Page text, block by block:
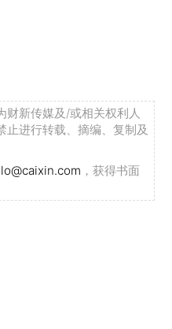
财新传媒及/或相关权利人
止进行转载、摘编、复制及
，获得书面